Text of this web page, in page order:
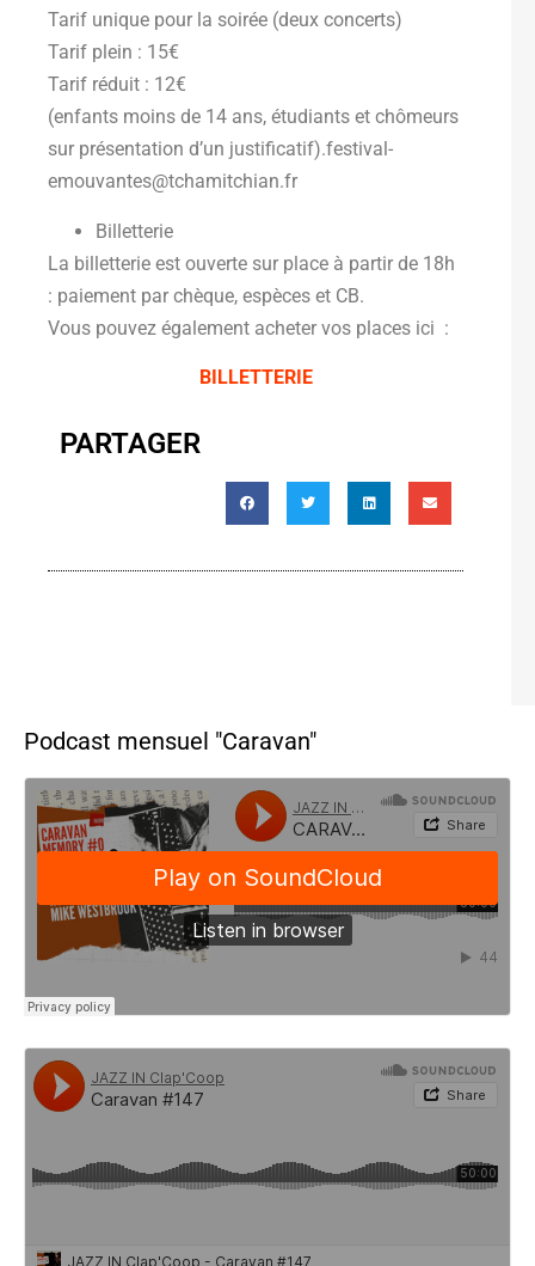
Tarif unique pour la soirée (deux concerts)
Tarif plein : 15€
Tarif réduit : 12€
(enfants moins de 14 ans, étudiants et chômeurs
sur présentation d’un justificatif).festival-
emouvantes@tchamitchian.fr
Billetterie
La billetterie est ouverte sur place à partir de 18h
: paiement par chèque, espèces et CB.
Vous pouvez également acheter vos places ici :
BILLETTERIE
PARTAGER
Podcast mensuel "Caravan"